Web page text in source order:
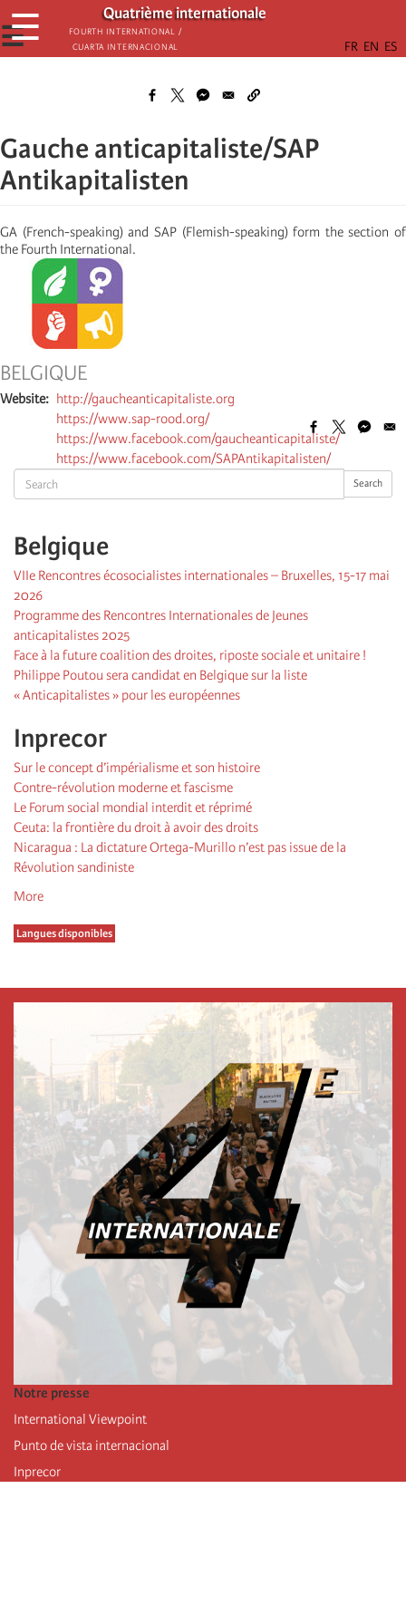
Aller
au
contenu
Quatrième internationale
Fourth International /
Cuarta Internacional
☰
☰
Search Search
Belgique
VIIe Rencontres écosocialistes internationales – Bruxelles, 15-17 mai
2026
Programme des Rencontres Internationales de Jeunes
anticapitalistes 2025
Face à la future coalition des droites, riposte sociale et unitaire !
Philippe Poutou sera candidat en Belgique sur la liste
« Anticapitalistes » pour les européennes
Inprecor
Sur le concept d’impérialisme et son histoire
Contre-révolution moderne et fascisme
Le Forum social mondial interdit et réprimé
Ceuta: la frontière du droit à avoir des droits
Nicaragua : La dictature Ortega-Murillo n’est pas issue de la
Révolution sandiniste
More
Langues disponibles
Gauche anticapitaliste/SAP
Antikapitalisten
GA (French-speaking) and SAP (Flemish-speaking) form the section of
the Fourth International.
BELGIQUE
Website
http://gaucheanticapitaliste.org
https://www.sap-rood.org/
https://www.facebook.com/gaucheanticapitaliste/
https://www.facebook.com/SAPAntikapitalisten/
Notre presse
International Viewpoint
Punto de vista internacional
Inprecor